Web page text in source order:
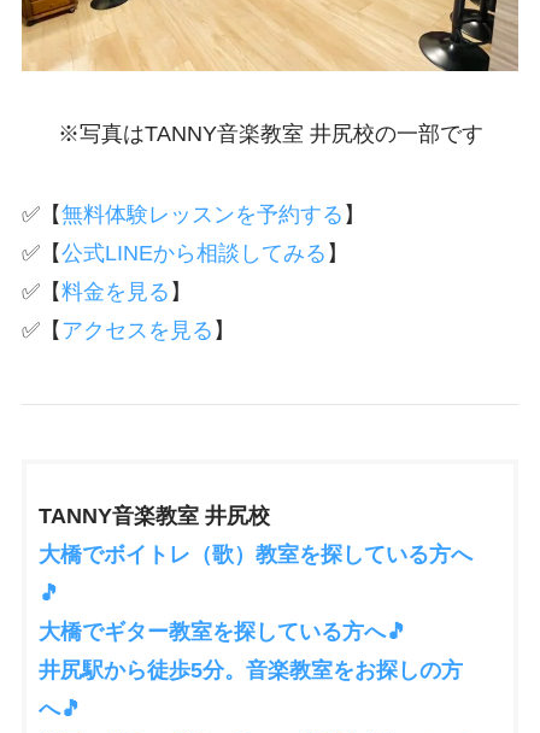
※写真はTANNY音楽教室 井尻校の一部です
✅【無料体験レッスンを予約する 】
✅【公式LINEから相談してみる 】
✅【料金を見る 】
✅【 アクセスを見る 】
TANNY音楽教室 井尻校
大橋でボイトレ（歌）教室を探している方へ
🎵
大橋でギター教室を探している方へ🎵
井尻駅から徒歩5分。音楽教室をお探しの方
へ🎵